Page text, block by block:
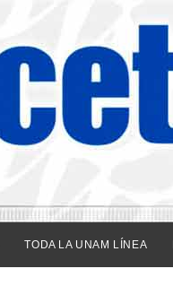
TODA LA UNAM LÍNEA